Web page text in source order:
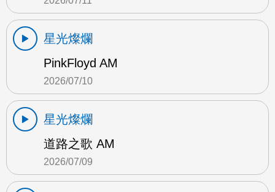
星光燦爛
PinkFloyd AM
2026/07/10
星光燦爛
道路之歌 AM
2026/07/09